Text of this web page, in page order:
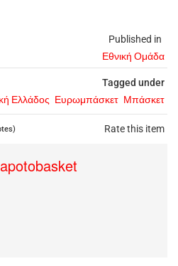
Published in
Εθνική Ομάδα
Tagged under
Ελλάδος Ευρωμπάσκετ Μπάσκετ
Rate this item